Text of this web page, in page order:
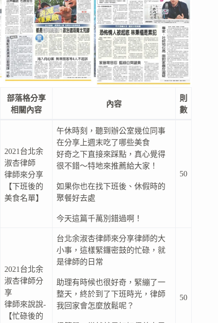
部落格分享
相關內容
內容
則
數
2021台北余
淑杏律師
律師來分享
【下班後的
美食名單】
午休時刻，聽到辦公室幾位同事
在分享上週末吃了哪些美食
好奇之下直接來踩點，真心覺得
很不錯～特地來推薦給大家！
如果你也在找下班後、休假時的
聚餐好去處
今天這篇千萬別錯過啊！
50
2021台北余
淑杏律師分
享
律師來說說-
【忙碌後的
台北余淑杏律師來分享律師的大
小事，這樣緊鑼密鼓的忙碌，就
是律師的日常
助理有時候也很好奇，緊繃了一
整天，終於到了下班時光，律師
我回家會怎麼放鬆呢？
50